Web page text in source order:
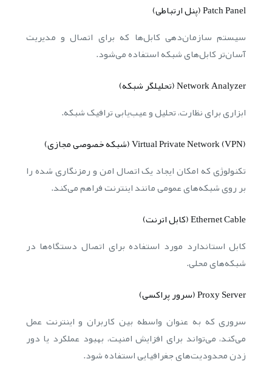
Patch Panel (پنل ارتباطی)
سیستم سازمان‌دهی کابل‌ها که برای اتصال و مدیریت
آسان‌تر کابل‌های شبکه استفاده می‌شود.
Network Analyzer (تحلیلگر شبکه)
ابزاری برای نظارت، تحلیل و عیب‌یابی ترافیک شبکه.
Virtual Private Network (VPN) (شبکه خصوصی مجازی)
تکنولوژی که امکان ایجاد یک اتصال امن و رمزنگاری شده را
بر روی شبکه‌های عمومی مانند اینترنت فراهم می‌کند.
Ethernet Cable (کابل اترنت)
کابل استاندارد مورد استفاده برای اتصال دستگاه‌ها در
شبکه‌های محلی.
Proxy Server (سرور پراکسی)
سروری که به عنوان واسطه بین کاربران و اینترنت عمل
می‌کند، می‌تواند برای افزایش امنیت، بهبود عملکرد یا دور
زدن محدودیت‌های جغرافیایی استفاده شود.